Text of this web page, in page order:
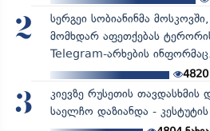
2
სერგეი სობიანინმა
მომხდარ აფეთქებას
Telegram-არხების
4820
3
კიევზე რუსეთის
საელჩო დაზიანდა -